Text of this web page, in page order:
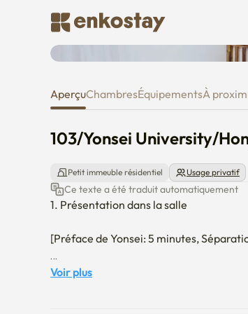
103/Yonsei University/
AperçuChambresÉquipementsÀ
103/Yonsei University/
Petit immeuble résidentiel Usage privatif
Ce texte a été traduit automatiquement
1. Présentation dans la salle
[Préface de Yonsei: 5 minutes,
Idéal pour les étudiants internationaux
Voir plus